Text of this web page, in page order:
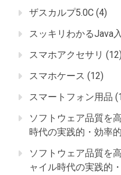
ザスカルプ5.0C (4)
スッキリわかるJava
スマホアクセサリ (12)
スマホケース (12)
スマートフォン用品
ソフトウェア品質を
時代の実践的・効率
ソフトウェア品質を
ャイル時代の実践的